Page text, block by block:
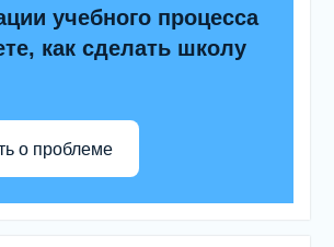
учебного процесса
как сделать школу
о проблеме